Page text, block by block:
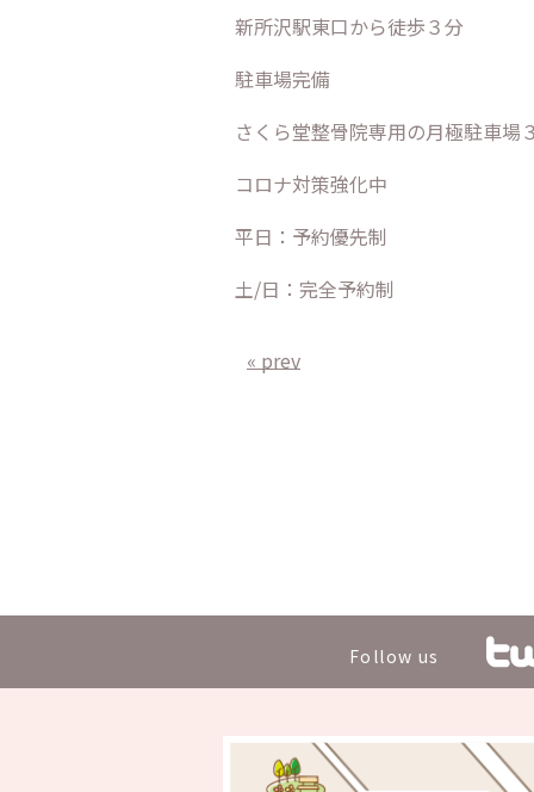
新所沢駅東口から徒歩３分
駐車場完備
さくら堂整骨院専用の月極駐車場
コロナ対策強化中
平日：予約優先制
土/日：完全予約制
« prev
Follow us